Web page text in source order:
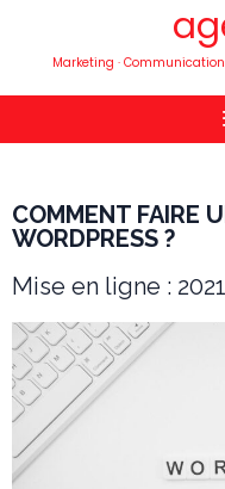
Marketing ·
COMMENT FAIRE
WORDPRESS ?
Mise en ligne :